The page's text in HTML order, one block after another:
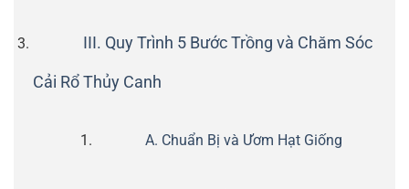
III. Quy Trình 5 Bước Trồng và Chăm Sóc
Cải Rổ Thủy Canh
A. Chuẩn Bị và Ươm Hạt Giống